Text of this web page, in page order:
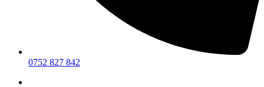
0752 827 842